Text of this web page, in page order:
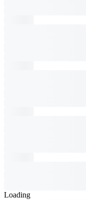
Loading